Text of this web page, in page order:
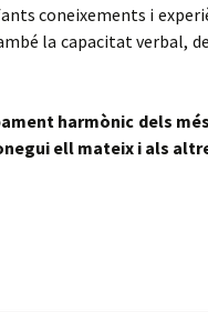
coneixements i
la capacitat verbal,
harmònic dels
ell mateix i als